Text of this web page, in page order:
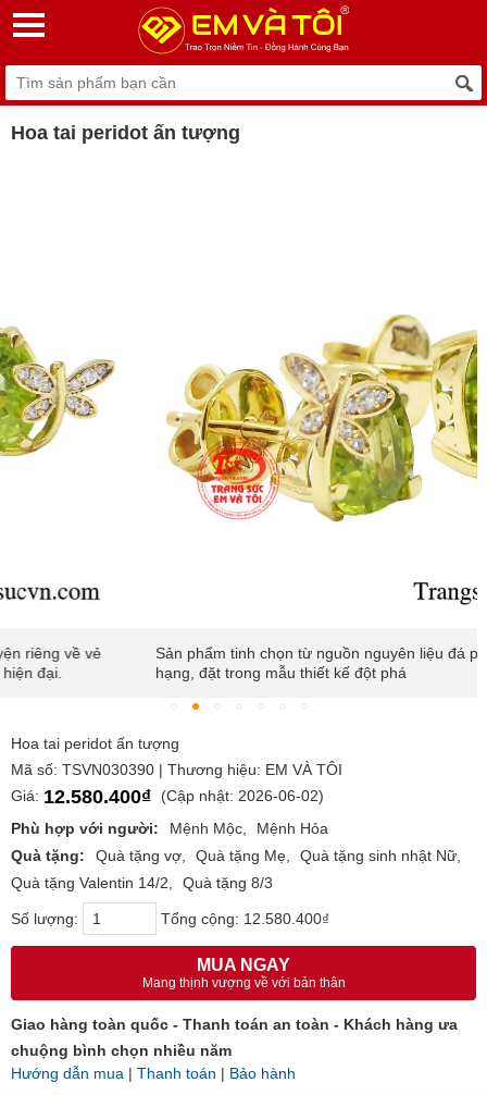
Hoa tai peridot ấn tượng
Sản phẩm tinh chọn từ nguồn nguyên liệu đá peridot thượng
hạng, đặt trong mẫu thiết kế đột phá
Hoa tai peridot ấn tượng
Mã số: TSVN030390 | Thương hiệu: EM VÀ TÔI
Giá: 12.580.400₫
(Cập nhật: 2026-06-02)
Phù hợp với người:
Mệnh Mộc
Mệnh Hỏa
Quà tặng:
Quà tặng vợ Quà tặng Mẹ
Quà tặng sinh nhật Nữ
Quà tặng Valentin 14/2
Quà tặng 8/3
Số lượng: Tổng cộng: 12.580.400₫
MUA NGAY
Mang thịnh vượng về với bản thân
Giao hàng toàn quốc - Thanh toán an toàn - Khách hàng ưa
chuộng bình chọn nhiều năm
Hướng dẫn mua | Thanh toán | Bảo hành